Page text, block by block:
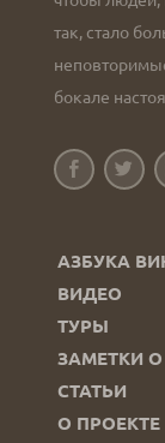
так, стало
бокале
АЗБУКА
ВИДЕО
ТУРЫ
ЗАМЕТКИ
СТАТЬИ
О ПРОЕКТЕ